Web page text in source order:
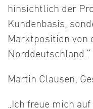
hinsichtlich der
Kundenbasis,
Marktposition von
Norddeutschland.“
Martin Clausen,
„Ich freue mich